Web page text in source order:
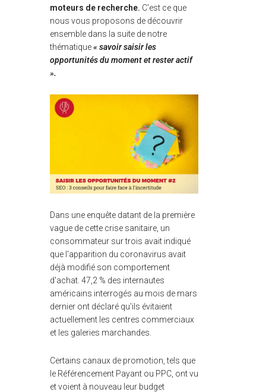
moteurs de recherche. C'est ce que
nous vous proposons de découvrir
ensemble dans la suite de notre
thématique« savoir saisir les
opportunités du moment et rester actif
».
Dans une enquête datant de la première
vague de cette crise sanitaire, un
consommateur sur trois avait indiqué
que l'apparition du coronavirus avait
déjà modifié son comportement
d'achat. 47,2 % des internautes
américains interrogés au mois de mars
dernier ont déclaré qu'ils évitaient
actuellement les centres commerciaux
et les galeries marchandes.
Certains canaux de promotion, tels que
le Référencement Payant ou PPC, ont vu
et voient à nouveau leur budget